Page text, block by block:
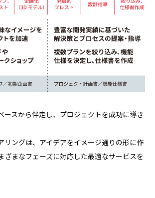
ースから伴走し、プロジェクトを成功に導き
リングは、アイデアをイメージ通りの形に作
ざまなフェーズに対応した最適なサービスを